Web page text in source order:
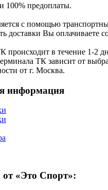
100% предоплаты.
с помощью
доставки Вы оплачиваете
происходит в течение 1-2
ТК зависит от
от г. Москва.
информация
от «Это Спорт»: